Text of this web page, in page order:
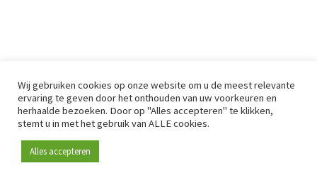
Wij gebruiken cookies op onze website om u de meest relevante
ervaring te geven door het onthouden van uw voorkeuren en
herhaalde bezoeken. Door op "Alles accepteren" te klikken,
stemt u in met het gebruik van ALLE cookies.
Alles accepteren